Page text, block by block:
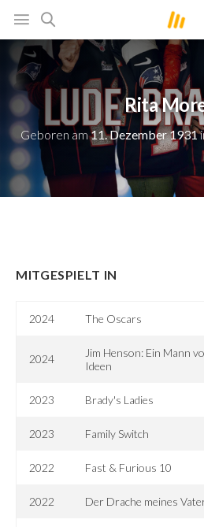
Rita
Geboren am11. Dezember 1931
MITGESPIELT IN
2024 The Oscars
2024
Jim Henson: Ein Mann
Ideen
2023 Brady's Ladies
2023 Family Switch
2022 Fast & Furious 10
2022 Der Drache meines